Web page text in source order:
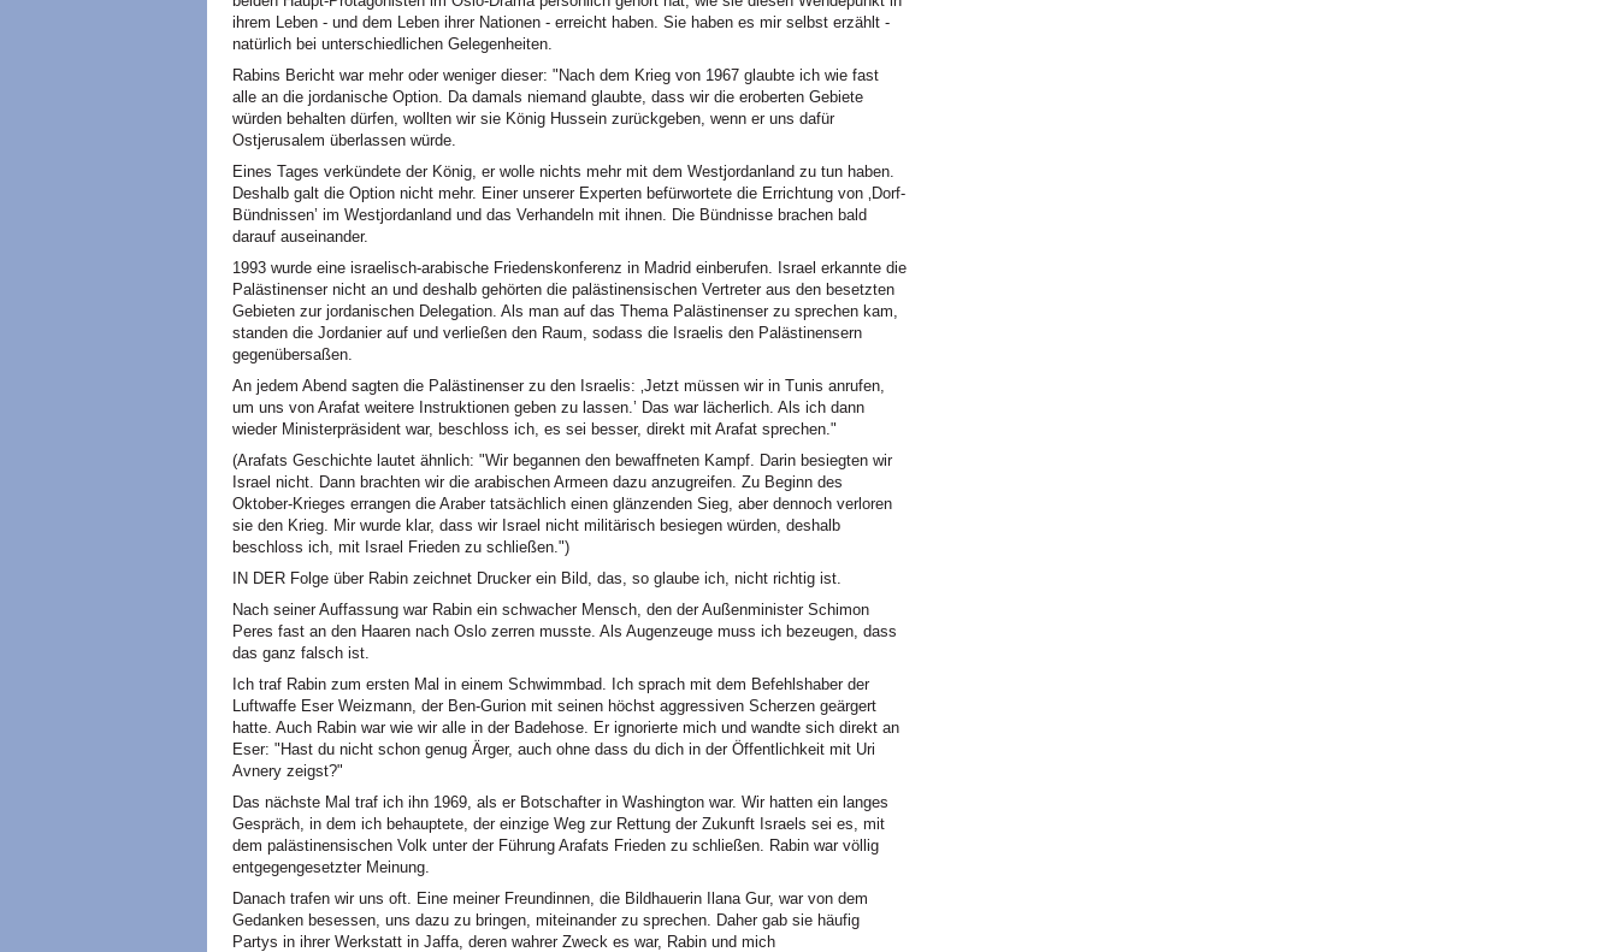
ihrem Leben - und dem Leben ihrer Nationen - erreicht haben. Sie haben es mir selbst erzählt -
natürlich bei unterschiedlichen Gelegenheiten.
Rabins Bericht war mehr oder weniger dieser: "Nach dem Krieg von 1967 glaubte ich wie fast
alle an die jordanische Option. Da damals niemand glaubte, dass wir die eroberten Gebiete
würden behalten dürfen, wollten wir sie König Hussein zurückgeben, wenn er uns dafür
Ostjerusalem überlassen würde.
Eines Tages verkündete der König, er wolle nichts mehr mit dem Westjordanland zu tun haben.
Deshalb galt die Option nicht mehr. Einer unserer Experten befürwortete die Errichtung von ‚Dorf-
Bündnissen’ im Westjordanland und das Verhandeln mit ihnen. Die Bündnisse brachen bald
darauf auseinander.
1993 wurde eine israelisch-arabische Friedenskonferenz in Madrid einberufen. Israel erkannte die
Palästinenser nicht an und deshalb gehörten die palästinensischen Vertreter aus den besetzten
Gebieten zur jordanischen Delegation. Als man auf das Thema Palästinenser zu sprechen kam,
standen die Jordanier auf und verließen den Raum, sodass die Israelis den Palästinensern
gegenübersaßen.
An jedem Abend sagten die Palästinenser zu den Israelis: ‚Jetzt müssen wir in Tunis anrufen,
um uns von Arafat weitere Instruktionen geben zu lassen.’ Das war lächerlich. Als ich dann
wieder Ministerpräsident war, beschloss ich, es sei besser, direkt mit Arafat sprechen."
(Arafats Geschichte lautet ähnlich: "Wir begannen den bewaffneten Kampf. Darin besiegten wir
Israel nicht. Dann brachten wir die arabischen Armeen dazu anzugreifen. Zu Beginn des
Oktober-Krieges errangen die Araber tatsächlich einen glänzenden Sieg, aber dennoch verloren
sie den Krieg. Mir wurde klar, dass wir Israel nicht militärisch besiegen würden, deshalb
beschloss ich, mit Israel Frieden zu schließen.")
IN DER Folge über Rabin zeichnet Drucker ein Bild, das, so glaube ich, nicht richtig ist.
Nach seiner Auffassung war Rabin ein schwacher Mensch, den der Außenminister Schimon
Peres fast an den Haaren nach Oslo zerren musste. Als Augenzeuge muss ich bezeugen, dass
das ganz falsch ist.
Ich traf Rabin zum ersten Mal in einem Schwimmbad. Ich sprach mit dem Befehlshaber der
Luftwaffe Eser Weizmann, der Ben-Gurion mit seinen höchst aggressiven Scherzen geärgert
hatte. Auch Rabin war wie wir alle in der Badehose. Er ignorierte mich und wandte sich direkt an
Eser: "Hast du nicht schon genug Ärger, auch ohne dass du dich in der Öffentlichkeit mit Uri
Avnery zeigst?"
Das nächste Mal traf ich ihn 1969, als er Botschafter in Washington war. Wir hatten ein langes
Gespräch, in dem ich behauptete, der einzige Weg zur Rettung der Zukunft Israels sei es, mit
dem palästinensischen Volk unter der Führung Arafats Frieden zu schließen. Rabin war völlig
entgegengesetzter Meinung.
Danach trafen wir uns oft. Eine meiner Freundinnen, die Bildhauerin Ilana Gur, war von dem
Gedanken besessen, uns dazu zu bringen, miteinander zu sprechen. Daher gab sie häufig
Partys in ihrer Werkstatt in Jaffa, deren wahrer Zweck es war, Rabin und mich